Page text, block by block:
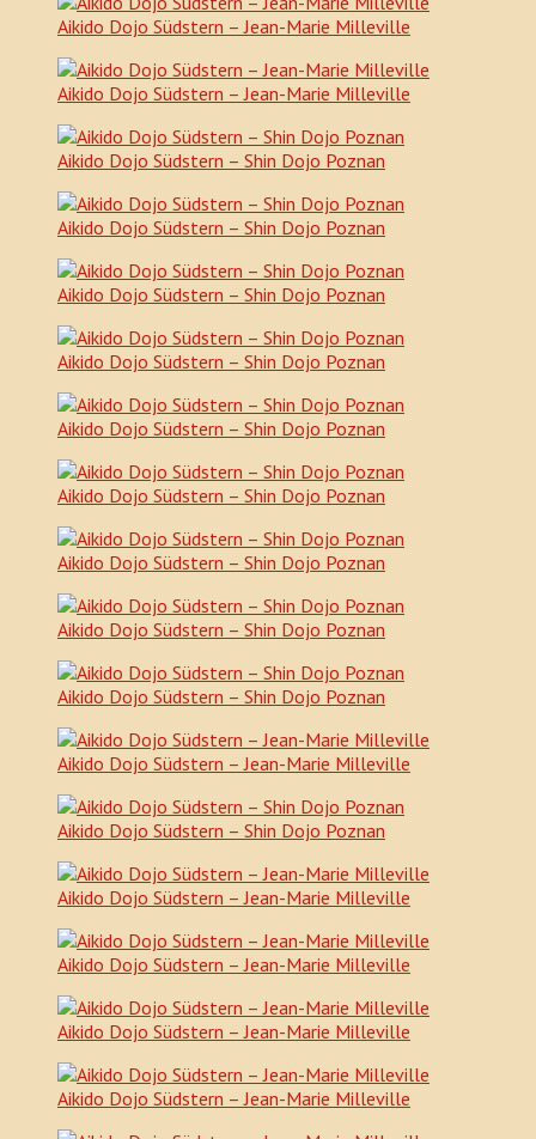
Aikido Dojo Südstern – Jean-Marie Milleville
Aikido Dojo Südstern – Jean-Marie Milleville
Aikido Dojo Südstern – Shin Dojo Poznan
Aikido Dojo Südstern – Shin Dojo Poznan
Aikido Dojo Südstern – Shin Dojo Poznan
Aikido Dojo Südstern – Shin Dojo Poznan
Aikido Dojo Südstern – Shin Dojo Poznan
Aikido Dojo Südstern – Shin Dojo Poznan
Aikido Dojo Südstern – Shin Dojo Poznan
Aikido Dojo Südstern – Shin Dojo Poznan
Aikido Dojo Südstern – Shin Dojo Poznan
Aikido Dojo Südstern – Jean-Marie Milleville
Aikido Dojo Südstern – Shin Dojo Poznan
Aikido Dojo Südstern – Jean-Marie Milleville
Aikido Dojo Südstern – Jean-Marie Milleville
Aikido Dojo Südstern – Jean-Marie Milleville
Aikido Dojo Südstern – Jean-Marie Milleville